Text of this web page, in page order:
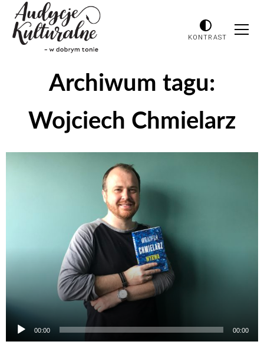
KONTRAST
Archiwum tagu:
Wojciech Chmielarz
00:00 00:00